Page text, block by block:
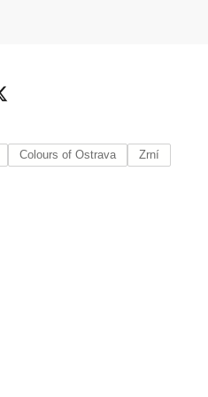
Colours of Ostrava Zrní